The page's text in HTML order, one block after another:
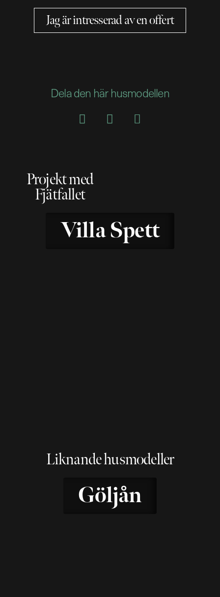
Jag är intresserad av en offert
Dela den här husmodellen
Projekt med
Fjätfallet
Villa Spett
Liknande husmodeller
Göljån